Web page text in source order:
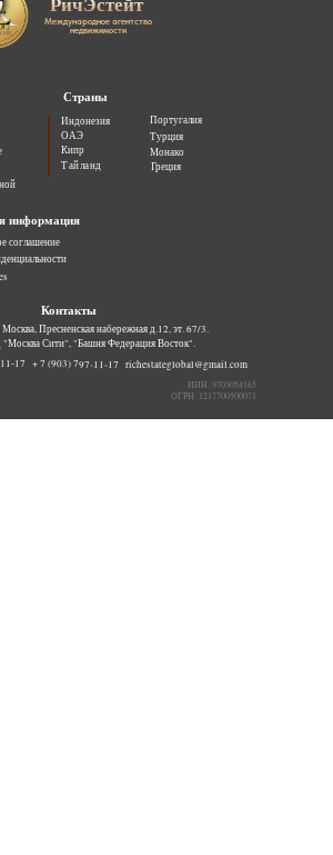
Страны
Контакты
Пресненская набережная д.12, эт. 67/3.
Сити", "Башня Федерация Восток".
17 + 7 (903) 797-11-17 richestateglobal@gmail.com
информация
ИНН: 9703054165
ОГРН: 1217700500071
Португалия
Монако
Греция
Международное агентство
недвижимости
Индонезия
Тайланд
Турция
ОАЭ
Кипр
соглашение